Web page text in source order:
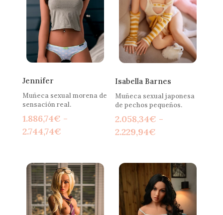
Jennifer
Muñeca sexual morena de
sensación real.
1.886,74€ -
2.744,74€Rango
desde
1.886,74€
hasta
2.744,74€
Isabella Barnes
Muñeca sexual japonesa
de pechos pequeños.
2.058,34€ -
2.229,94€
desde
2.058,34€
hasta
2.229,94€